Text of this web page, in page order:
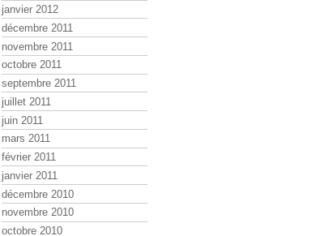
janvier 2012
décembre 2011
novembre 2011
octobre 2011
septembre 2011
juillet 2011
juin 2011
mars 2011
février 2011
janvier 2011
décembre 2010
novembre 2010
octobre 2010